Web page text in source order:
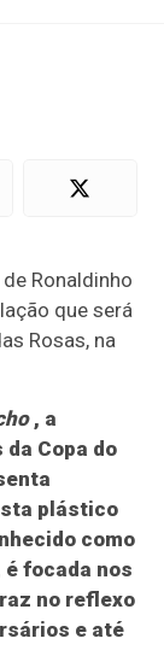
Ronaldinho
que será
Rosas, na
, a
Copa do
plástico
como
é focada nos
no reflexo
e até